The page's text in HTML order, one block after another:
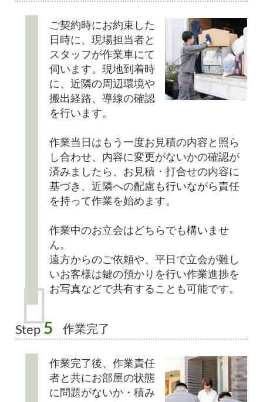
ご契約時にお約束した
日時に、現場担当者と
スタッフが作業車にて
伺います。現地到着時
に、近隣の周辺環境や
搬出経路、導線の確認
を行います。
作業当日はもう一度お見積の内容と照ら
し合わせ、内容に変更がないかの確認が
済みましたら、お見積・打合せの内容に
基づき、近隣への配慮も行いながら責任
を持って作業を始めます。
作業中のお立会はどちらでも構いませ
ん。
遠方からのご依頼や、平日で立会が難し
いお客様は鍵の預かりを行い作業進捗を
お写真などで共有することも可能です。
Step 5 作業完了
作業完了後、作業責任
者と共にお部屋の状態
に問題がないか・積み